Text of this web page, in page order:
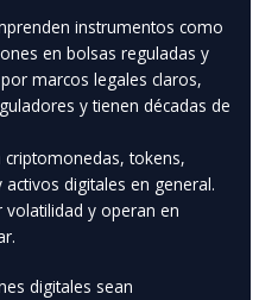
instrumentos como
en bolsas reguladas y
marcos legales claros,
y tienen décadas de
criptomonedas, tokens,
digitales en general.
y operan en
digitales sean